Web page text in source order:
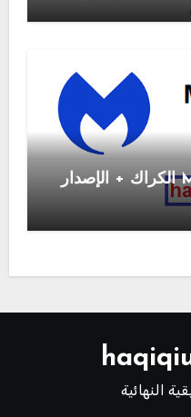
Malwarebytes 5.5.7.255 الكراك + الإصدار
النهائية